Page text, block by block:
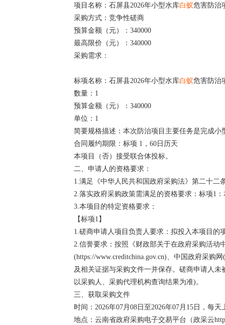
项目名称：石屏县2026年小型水库白蚁危害防治
采购方式：竞争性磋商
预算金额（元）：340000
最高限价（元）：340000
采购需求：
标项名称：石屏县2026年小型水库白蚁危害防治
数量：1
预算金额（元）：340000
单位：1
简要规格描述：本次防治项目主要任务是完成小
合同履约期限：标项 1，60日历天
本项目（否）接受联合体投标。
二、申请人的资格要求：
1.满足《中华人民共和国政府采购法》第二十
2.落实政府采购政策需满足的资格要求：标项1
3.本项目的特定资格要求：
【标项1】
1.磋商申请人项目负责人要求：拟投入本项目的
2.信誉要求：按照《财政部关于在政府采购活动
(https://www.creditchina.gov.cn)、中国政府采购
及相关证据与采购文件一并保存。磋商申请人
以采购人、采购代理机构查询结果为准)。
三、获取采购文件
时间：2026年07月08日至2026年07月15日，每
地点：云南省政府采购电子交易平台（政采云